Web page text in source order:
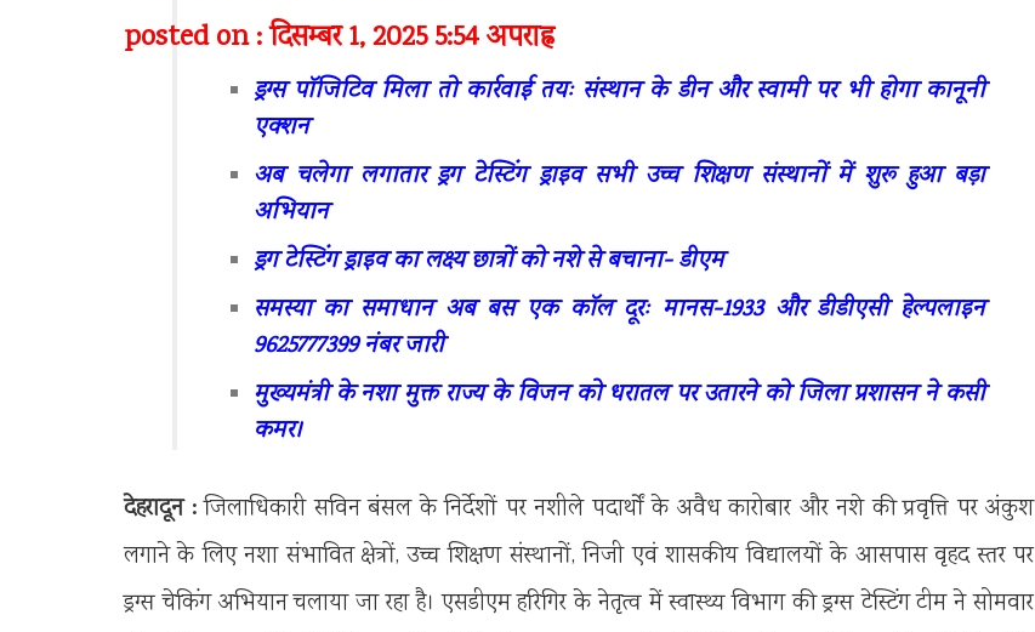
posted on : दिसम्बर 1, 2025 5:54 अपराह्न
ड्रग्स पॉजिटिव मिला तो कार्रवाई तयः संस्थान के डीन और स्वामी पर भी होगा कानूनी
एक्शन
अब चलेगा लगातार ड्रग टेस्टिंग ड्राइव सभी उच्च शिक्षण संस्थानों में शुरू हुआ बड़ा
अभियान
ड्रग टेस्टिंग ड्राइव का लक्ष्य छात्रों को नशे से बचाना- डीएम
समस्या का समाधान अब बस एक कॉल दूरः मानस-1933 और डीडीएसी हेल्पलाइन
9625777399 नंबर जारी
मुख्यमंत्री के नशा मुक्त राज्य के विजन को धरातल पर उतारने को जिला प्रशासन ने कसी
कमर।
देहरादून :जिलाधिकारी सविन बंसल के निर्देशों पर नशीले पदार्थों के अवैध कारोबार और नशे की प्रवृत्ति पर अंकुश
लगाने के लिए नशा संभावित क्षेत्रों, उच्च शिक्षण संस्थानों, निजी एवं शासकीय विद्यालयों के आसपास वृहद स्तर पर
ड्रग्स चेकिंग अभियान चलाया जा रहा है। एसडीएम हरिगिर के नेतृत्व में स्वास्थ्य विभाग की ड्रग्स टेस्टिंग टीम ने सोमवार